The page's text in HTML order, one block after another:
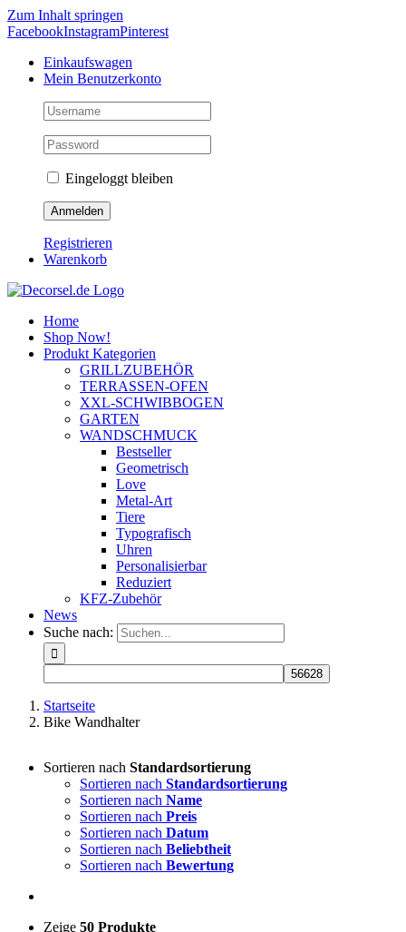
Zum Inhalt springen
FacebookInstagramPinterest
Einkaufswagen
Mein Benutzerkonto
Eingeloggt bleiben
Registrieren
Warenkorb
Home
Shop Now!
Produkt Kategorien
GRILLZUBEHÖR
TERRASSEN-OFEN
XXL-SCHWIBBOGEN
GARTEN
WANDSCHMUCK
Bestseller
Geometrisch
Love
Metal-Art
Tiere
Typografisch
Uhren
Personalisierbar
Reduziert
KFZ-Zubehör
News
Suche nach:
Startseite
Bike Wandhalter
Sortieren nach Standardsortierung
Sortieren nach Standardsortierung
Sortieren nach Name
Sortieren nach Preis
Sortieren nach Datum
Sortieren nach Beliebtheit
Sortieren nach Bewertung
Zeige 50 Produkte